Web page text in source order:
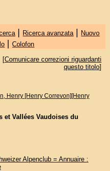
| Ricerca avanzata | Nuovo
|Colofon
Comunicare correzioni riguardanti
questo titolo]
Henry [Henry Correvon][Henry
et Vallées Vaudoises du
Alpenclub = Annuaire :